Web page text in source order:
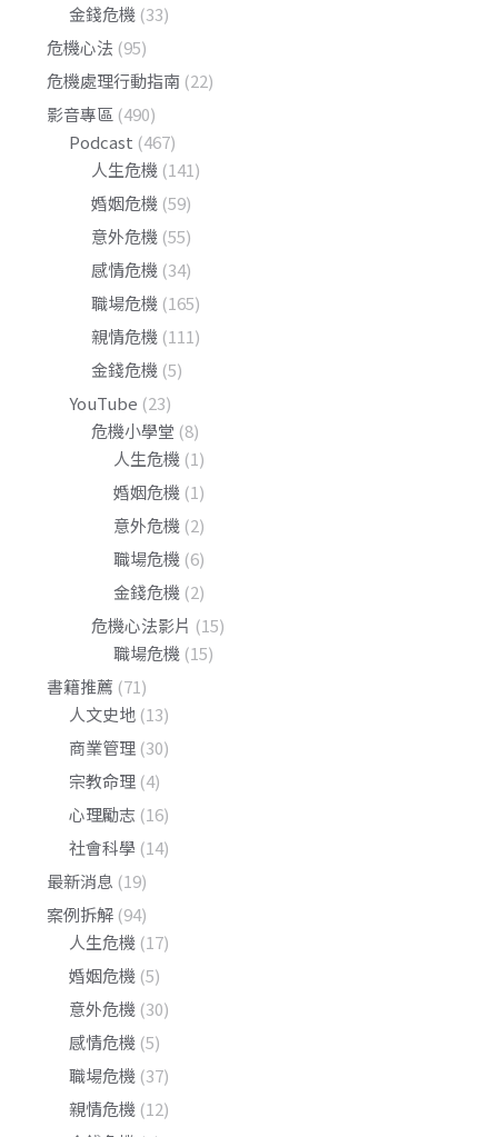
金錢危機 (33)
危機心法 (95)
危機處理行動指南 (22)
影音專區 (490)
Podcast (467)
人生危機 (141)
婚姻危機 (59)
意外危機 (55)
感情危機 (34)
職場危機 (165)
親情危機 (111)
金錢危機 (5)
YouTube (23)
危機小學堂 (8)
人生危機 (1)
婚姻危機 (1)
意外危機 (2)
職場危機 (6)
金錢危機 (2)
危機心法影片 (15)
職場危機 (15)
書籍推薦 (71)
人文史地 (13)
商業管理 (30)
宗教命理 (4)
心理勵志 (16)
社會科學 (14)
最新消息 (19)
案例拆解 (94)
人生危機 (17)
婚姻危機 (5)
意外危機 (30)
感情危機 (5)
職場危機 (37)
親情危機 (12)